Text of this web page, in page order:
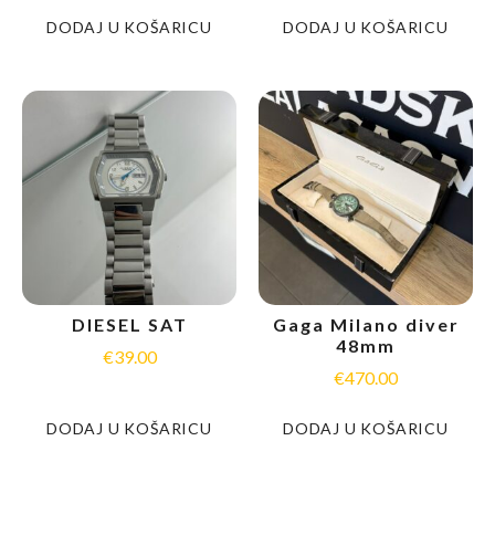
DODAJ U KOŠARICU DODAJ U KOŠARICU
DIESEL SAT
€39.00
DODAJ U KOŠARICU
Gaga Milano diver
48mm
€470.00
DODAJ U KOŠARICU